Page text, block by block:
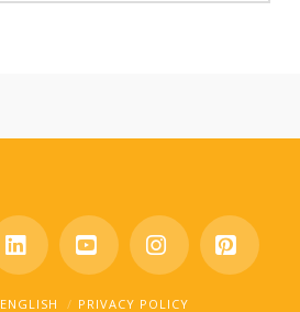
LinkedInYouTubeInstagram
ENGLISH PRIVACY POLICY